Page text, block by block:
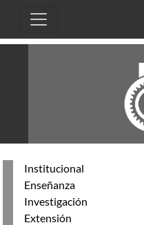
Institucional
Enseñanza
Investigación
Extensión